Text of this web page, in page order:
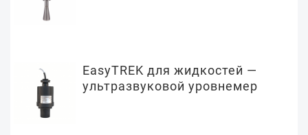
EasyTREK для жидкостей —
ультразвуковой уровнемер